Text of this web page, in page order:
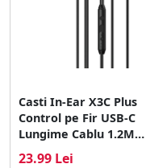
Casti In-Ear X3C Plus
Control pe Fir USB-C
Lungime Cablu 1.2M
23.99 Lei